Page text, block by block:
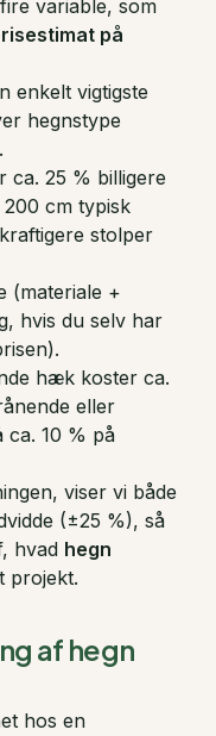
variable, som
på
enkelt vigtigste
hegnstype
ca. 25 % billigere
cm typisk
stolper
(materiale +
hvis du selv har
hæk koster ca.
eller
10 % på
viser vi både
(±25 %), så
hvad hegn
projekt.
af hegn
hos en